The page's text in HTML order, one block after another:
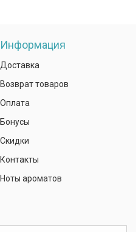
Информация
Доставка
Возврат товаров
Оплата
Бонусы
Скидки
Контакты
Ноты ароматов